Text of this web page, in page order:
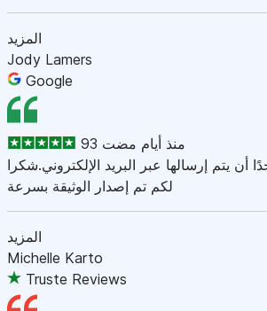
المزيد
Jody Lamers
Google
93 منذ أيام مضت
أن يتم إرسالها عبر البريد الإلكتروني.شكرا
لكم تم إصدار الوثيقة بسرعة
المزيد
Michelle Karto
Truste Reviews